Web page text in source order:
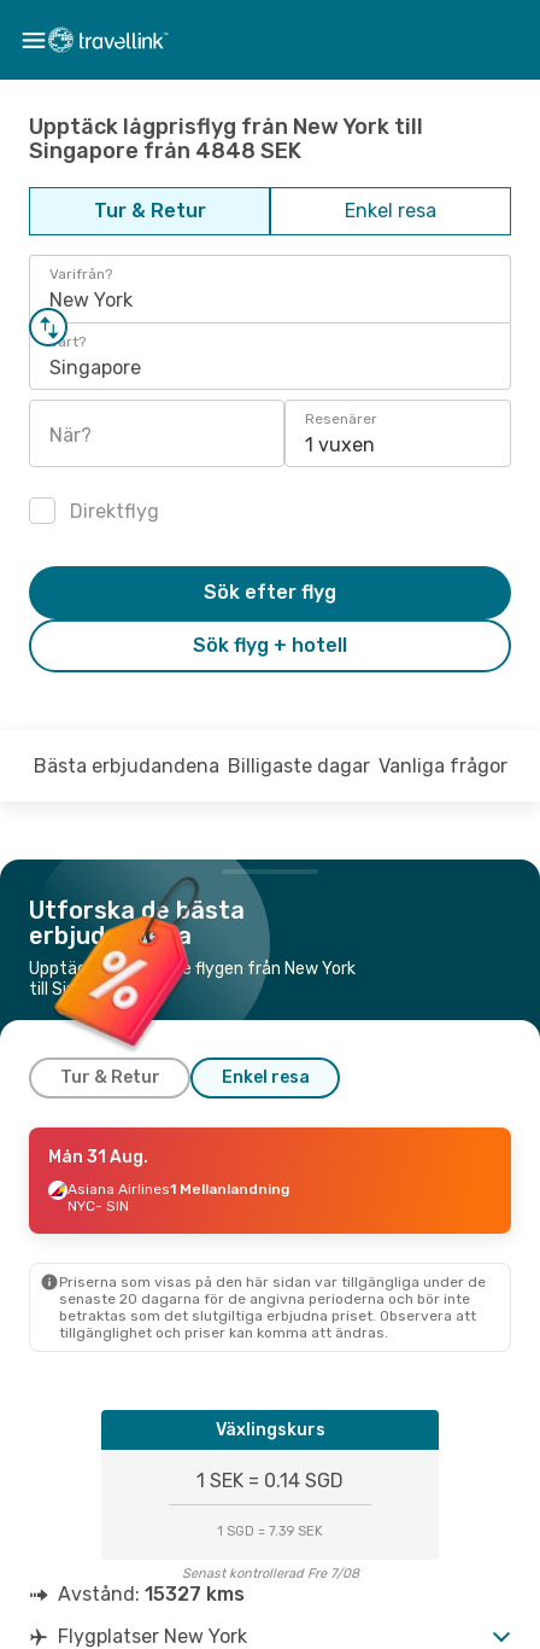
Upptäck lågprisflyg från New York till
Singapore från 4848 SEK
Tur & Retur Enkel resa
Varifrån?
New York
Vart?
Singapore
När?
Resenärer
1 vuxen
Direktflyg
Sök flyg + hotell
Sök efter flyg
Bästa erbjudandena Billigaste dagar Vanliga frågor
Utforska de bästa
erbjudandena
Upptäck de billigaste flygen från New York
till Singapore
Tur & Retur Enkel resa
Tors 17 Sep.
Turkish Airlines
1 Mellanlandning
Turkish Airlines
SIN
Sön 23 Aug.- Sön 30 Aug.
- NYC
Mån 31 Aug.
Asiana Airlines1 Mellanlandning
NYC- SIN
Priserna som visas på den här sidan var tillgängliga under de
senaste 20 dagarna för de angivna perioderna och bör inte
betraktas som det slutgiltiga erbjudna priset. Observera att
tillgänglighet och priser kan komma att ändras.
Växlingskurs
1 SEK = 0.14 SGD
1 SGD = 7.39 SEK
Senast kontrollerad Fre 7/08
Avstånd: 15327 kms
Flygplatser New York